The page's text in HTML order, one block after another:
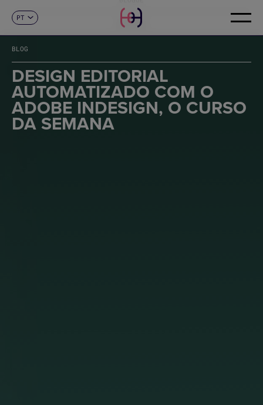
EN
FR
DE
IT
PT
CONTACTO
BLOG
DESIGN EDITORIAL
AUTOMATIZADO COM O
ADOBE INDESIGN, O CURSO
DA SEMANA